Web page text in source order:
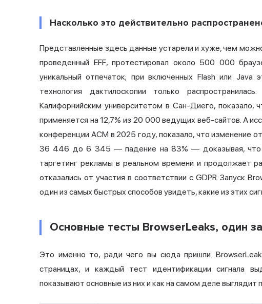
Насколько это действительно
Представленные здесь данные устарели и хуже, чем
проведенный EFF, протестировал около 500 000
уникальный отпечаток; при включенных Flash или
технология дактилоскопии только распространилась.
Калифорнийским университетом в Сан-Диего,показало,
применяется на 12,7% из 20 000 ведущих веб-сайтов. А
конференции ACM в 2025 году, показало, что изменение
36 446 до 6 345 — падение на 83% — доказывая, что
таргетинг рекламы в реальном времени и продолжает
отказались от участия в соответствии с GDPR. Запуск
один из самых быстрых способов увидеть, какие из этих
Основные тесты BrowserLeaks, один
Это именно то, ради чего вы сюда пришли.
страницах, и каждый тест идентификации сигнала
показывают основные из них и как на самом деле выглядит